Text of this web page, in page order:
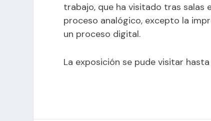
trabajo, que ha visitado tras salas
proceso analógico, excepto la
un proceso digital.
La exposición se pude visitar